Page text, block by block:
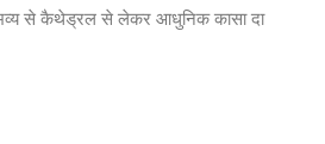
भव्य से कैथेड्रल से लेकर आधुनिक कासा दा